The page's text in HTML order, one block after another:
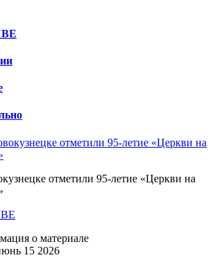
отметили 95-летие «Церкви на
о материале
15 2026